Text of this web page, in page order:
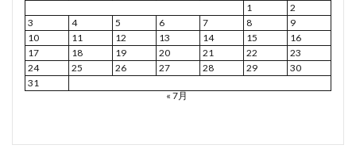
1
2
3
4 5 6 7 8
9
10
11 12 13 14 15
16
17
18 19 20 21 22
23
24
25 26 27 28 29
30
31
« 7月